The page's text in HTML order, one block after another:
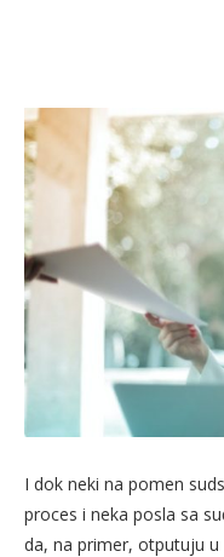
I dok neki na pomen
proces i neka posla sa
da, na primer, otputuju